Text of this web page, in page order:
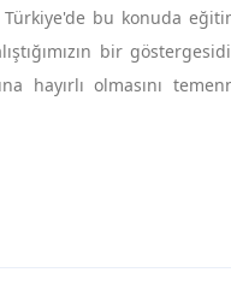
bu konuda
bir
hayırlı olmasını